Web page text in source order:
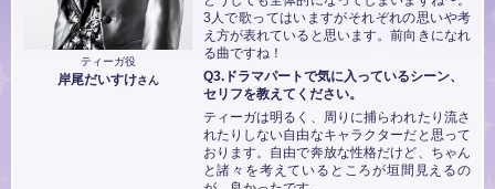
ティーガ役
岸尾だいすけさん
3人で歌ってはいますがそれぞれの思いや考
え方が表れていると思います。前向きになれ
る曲ですね！
Q3.ドラマパートで気に入っているシーン、
セリフを教えてください。
ティーガは明るく、周りに捕らわれたり流さ
れたりしない自由なキャラクターだと思って
おります。自由で奔放な性格だけど、ちゃん
と諸々を考えているところが垣間見えるの